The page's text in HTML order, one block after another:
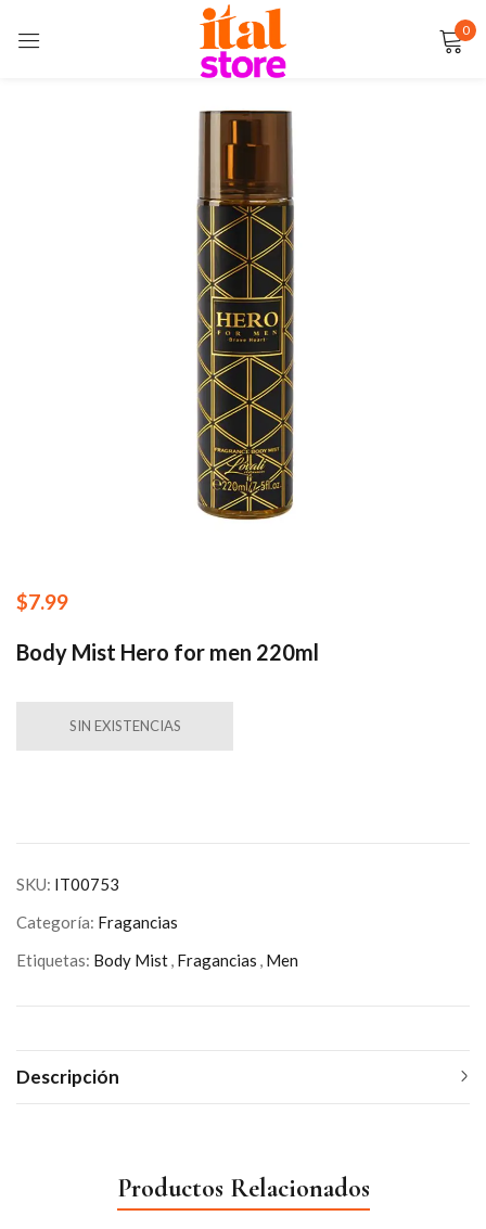
0
$7.99
Body Mist Hero for men 220ml
SIN EXISTENCIAS
SKU: IT00753
Categoría: Fragancias
Etiquetas: Body Mist, Fragancias , Men
Descripción
Productos Relacionados
Sign in
Remember me
LOG IN
CREATE AN ACCOUNT